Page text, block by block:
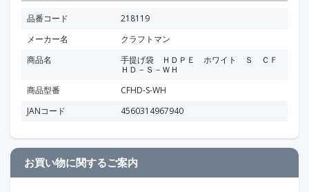
品番コード
218119
メーカー名
クラフトマン
商品名
手提げ袋 ＨＤＰＥ ホワイト Ｓ ＣＦ
ＨＤ－Ｓ－ＷＨ
商品型番
CFHD-S-WH
JANコード
4560314967940
お買い物に関するご案内